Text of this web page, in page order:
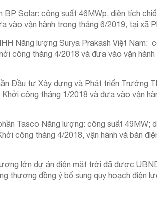
Solar: công suất 46MWp, diện tích
vào vận hành trong tháng 6/2019, tại xã
Năng lượng Surya Prakash Việt Nam:
công tháng 4/2018 và đưa vào vận
Đầu tư Xây dựng và Phát triển Trường
công tháng 1/2018 và đưa vào vận
Tasco Năng lượng: công suất 49MW;
công tháng 4/2018, vận hành và bán
lớn dự án điện mặt trời đã được
thương đồng ý bổ sung quy hoạch điện